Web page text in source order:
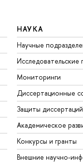
НАУКА
Научные
Исследовательские
Мониторинги
Диссертационные
Защиты диссертаций
Академическое
Конкурсы и гранты
Внешние научно-